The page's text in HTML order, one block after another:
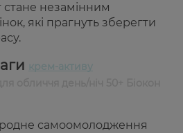
незамінним
які прагнуть зберегти
крем-активу
самоомолодження